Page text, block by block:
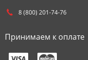
8 (800) 201-74-76
Принимаем к оплате